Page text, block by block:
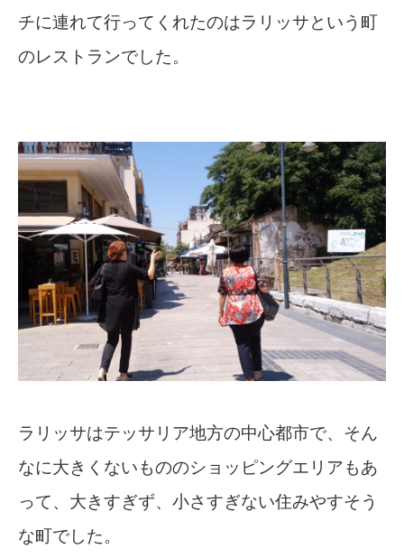
チに連れて行ってくれたのはラリッサという町
のレストランでした。
ラリッサはテッサリア地方の中心都市で、そん
なに大きくないもののショッピングエリアもあ
って、大きすぎず、小さすぎない住みやすそう
な町でした。